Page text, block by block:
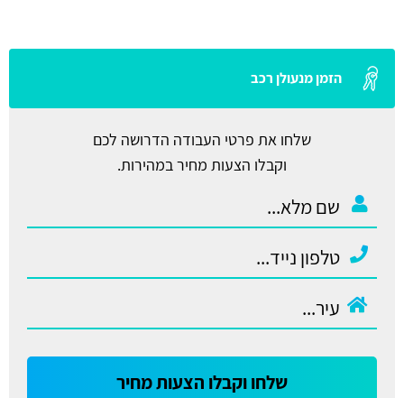
הזמן מנעולן רכב
שלחו את פרטי העבודה הדרושה לכם
וקבלו הצעות מחיר במהירות.
שלחו וקבלו הצעות מחיר